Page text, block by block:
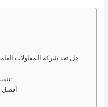
هل تعد شركة المقاولات
تتميز شركة مقاول بناء الدمام بالتالي:
أفضل